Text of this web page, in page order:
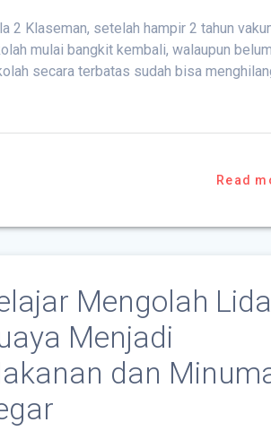
2 Klaseman, setelah hampir 2 tahun
mulai bangkit kembali, walaupun belum
secara terbatas sudah bisa
Read
Mengolah
Menjadi
dan